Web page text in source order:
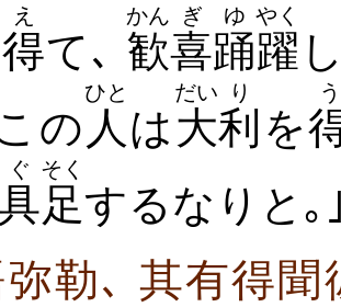
得
え
て､ 歓
かん
喜
ぎ
踊
ゆ
躍
やく
の 人
ひと
は大
だい
利
り
を
う
具
ぐ
足
そく
するなりと｡
勒､ 其有得